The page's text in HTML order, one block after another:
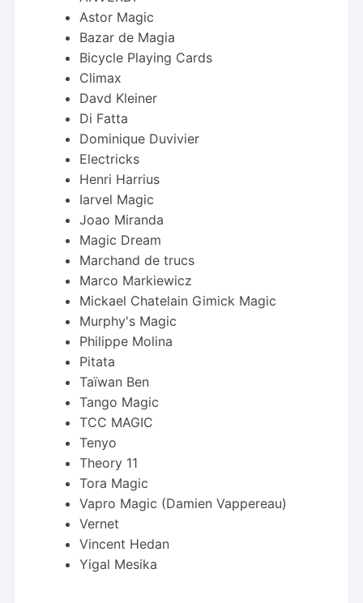
Astor Magic
Bazar de Magia
Bicycle Playing Cards
Climax
Davd Kleiner
Di Fatta
Dominique Duvivier
Electricks
Henri Harrius
Iarvel Magic
Joao Miranda
Magic Dream
Marchand de trucs
Marco Markiewicz
Mickael Chatelain Gimick Magic
Murphy's Magic
Philippe Molina
Pitata
Taïwan Ben
Tango Magic
TCC MAGIC
Tenyo
Theory 11
Tora Magic
Vapro Magic (Damien Vappereau)
Vernet
Vincent Hedan
Yigal Mesika